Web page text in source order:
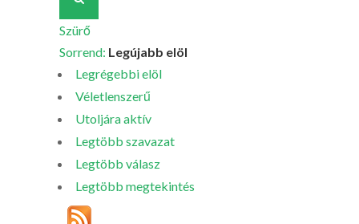
Szürő
Sorrend: Legújabb elöl
Legrégebbi elöl
Véletlenszerű
Utoljára aktív
Legtöbb szavazat
Legtöbb válasz
Legtöbb megtekintés